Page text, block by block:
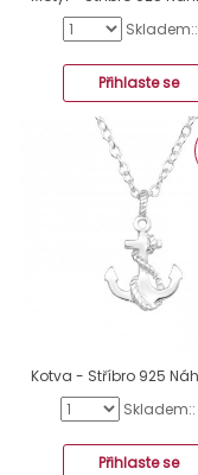
Skladem::
Přihlaste se
Skladem::
Přihlaste se